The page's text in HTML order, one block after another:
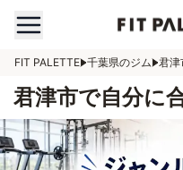
FIT PALETTE 千葉県のジム 君津
君津市で自分に